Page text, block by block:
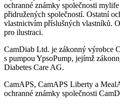
ochranné známky společnosti
přidružených společností. Ostatní
vlastnictvím příslušných vlastníků.
pro ilustraci.
CamDiab Ltd. je zákonný výrobce
s pumpou YpsoPump, jejímž
Diabetes Care AG.
CamAPS, CamAPS Liberty a
ochranné známky společnosti